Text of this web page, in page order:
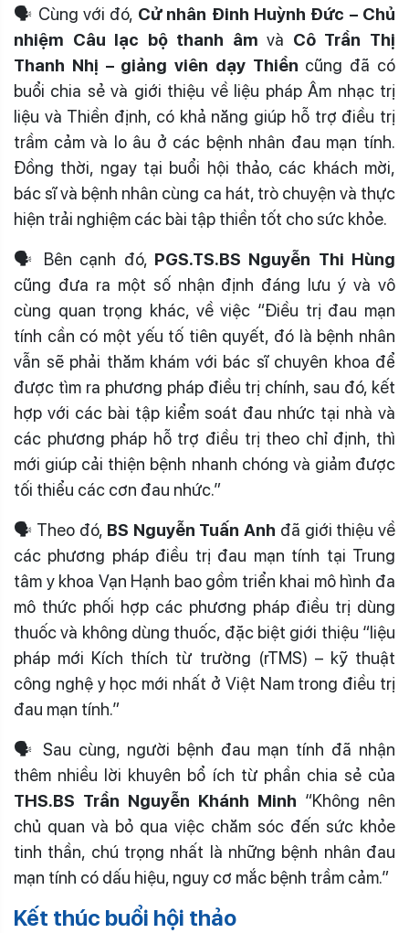
🗣 Cùng với đó, Cử nhân Đinh Huỳnh Đức – Chủ
nhiệm Câu lạc bộ thanh âm và Cô Trần Thị
Thanh Nhị – giảng viên dạy Thiền cũng đã có
buổi chia sẻ và giới thiệu về liệu pháp Âm nhạc trị
liệu và Thiền định, có khả năng giúp hỗ trợ điều trị
trầm cảm và lo âu ở các bệnh nhân đau mạn tính.
Đồng thời, ngay tại buổi hội thảo, các khách mời,
bác sĩ và bệnh nhân cùng ca hát, trò chuyện và thực
hiện trải nghiệm các bài tập thiền tốt cho sức khỏe.
🗣 Bên cạnh đó, PGS.TS.BS Nguyễn Thi Hùng
cũng đưa ra một số nhận định đáng lưu ý và vô
cùng quan trọng khác, về việc “Điều trị đau mạn
tính cần có một yếu tố tiên quyết, đó là bệnh nhân
vẫn sẽ phải thăm khám với bác sĩ chuyên khoa để
được tìm ra phương pháp điều trị chính, sau đó, kết
hợp với các bài tập kiểm soát đau nhức tại nhà và
các phương pháp hỗ trợ điều trị theo chỉ định, thì
mới giúp cải thiện bệnh nhanh chóng và giảm được
tối thiểu các cơn đau nhức.”
🗣 Theo đó, BS Nguyễn Tuấn Anh đã giới thiệu về
các phương pháp điều trị đau mạn tính tại Trung
tâm y khoa Vạn Hạnh bao gồm triển khai mô hình đa
mô thức phối hợp các phương pháp điều trị dùng
thuốc và không dùng thuốc, đặc biệt giới thiệu “liệu
pháp mới Kích thích từ trường (rTMS) – kỹ thuật
công nghệ y học mới nhất ở Việt Nam trong điều trị
đau mạn tính.”
🗣 Sau cùng, người bệnh đau mạn tính đã nhận
thêm nhiều lời khuyên bổ ích từ phần chia sẻ của
THS.BS Trần Nguyễn Khánh Minh “Không nên
chủ quan và bỏ qua việc chăm sóc đến sức khỏe
tinh thần, chú trọng nhất là những bệnh nhân đau
mạn tính có dấu hiệu, nguy cơ mắc bệnh trầm cảm.”
Kết thúc buổi hội thảo